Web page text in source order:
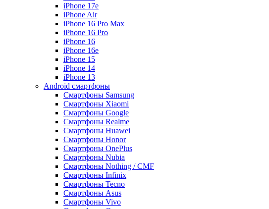
iPhone 17e
iPhone Air
iPhone 16 Pro Max
iPhone 16 Pro
iPhone 16
iPhone 16e
iPhone 15
iPhone 14
iPhone 13
Android cмартфоны
Смартфоны Samsung
Смартфоны Xiaomi
Смартфоны Google
Смартфоны Realme
Смартфоны Huawei
Смартфоны Honor
Смартфоны OnePlus
Смартфоны Nubia
Смартфоны Nothing / CMF
Смартфоны Infinix
Смартфоны Tecno
Смартфоны Asus
Смартфоны Vivo